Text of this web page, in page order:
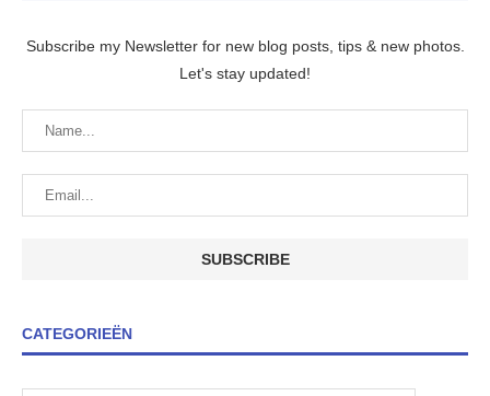
Subscribe my Newsletter for new blog posts, tips & new photos.
Let's stay updated!
CATEGORIEËN